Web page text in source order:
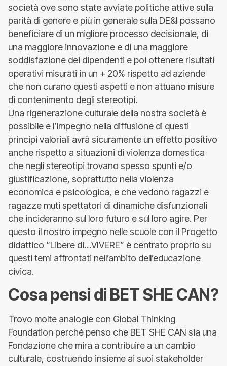
società ove sono state avviate politiche attive sulla
parità di genere e più in generale sulla DE&I possano
beneficiare di un migliore processo decisionale, di
una maggiore innovazione e di una maggiore
soddisfazione dei dipendenti e poi ottenere risultati
operativi misurati in un + 20% rispetto ad aziende
che non curano questi aspetti e non attuano misure
di contenimento degli stereotipi.
Una rigenerazione culturale della nostra società è
possibile e l’impegno nella diffusione di questi
principi valoriali avrà sicuramente un effetto positivo
anche rispetto a situazioni di violenza domestica
che negli stereotipi trovano spesso spunti e/o
giustificazione, soprattutto nella violenza
economica e psicologica, e che vedono ragazzi e
ragazze muti spettatori di dinamiche disfunzionali
che incideranno sul loro futuro e sul loro agire. Per
questo il nostro impegno nelle scuole con il Progetto
didattico “Libere di…VIVERE” è centrato proprio su
questi temi affrontati nell’ambito dell’educazione
civica.
Cosa pensi di BET SHE CAN?
Trovo molte analogie con Global Thinking
Foundation perché penso che BET SHE CAN sia una
Fondazione che mira a contribuire a un cambio
culturale, costruendo insieme ai suoi stakeholder